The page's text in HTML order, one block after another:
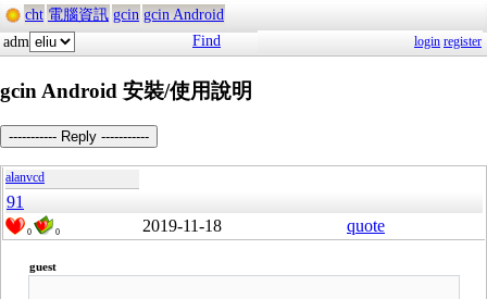
cht 電腦資訊 gcin gcin Android
adm
Find login register
gcin Android 安裝/使用說明
----------- Reply -----------
alanvcd
91
0 0 2019-11-18 quote
guest